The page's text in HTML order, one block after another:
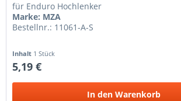
für Enduro Hochlenker
Marke: MZA
Bestellnr.: 11061-A-S
Inhalt 1 Stück
5,19 €
In den Warenkorb